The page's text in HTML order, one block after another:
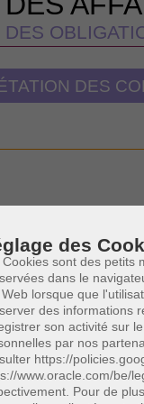
des
Cookies sont des petits
dans le
lorsque que
des informations
son activité sur
par nos
https://
www.oracle.com/be/
Pour de
DES
DES
DE